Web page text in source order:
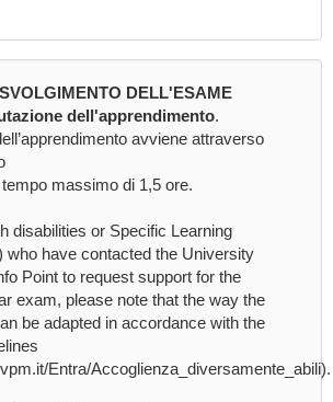
DELL'ESAME
dell'apprendimento.
avviene attraverso
massimo di 1,5 ore.
disabilities or Specific Learning
who have contacted the University
Point to request support for the
exam, please note that the way the
be adapted in accordance with the
Entra/Accoglienza_diversamente_abili).